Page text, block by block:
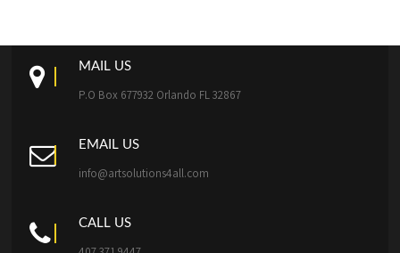
MAIL US
P.O Box 677932 Orlando FL 32867
EMAIL US
info@artsolutions4all.com
CALL US